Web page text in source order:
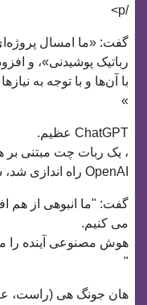
/p>
گفت: «ما امسال
رباتیک پوشیدنی»، و
با آن‌ها و با توجه به
»
ChatGPT عظیم.
، یک ربات چت مبتنی بر
OpenAI راه اندازی شد، شرکت Han و شرکت سامسونگ.
می کنیم.
هوش مصنوعی آینده را
"
هان جونگ هی (راست،